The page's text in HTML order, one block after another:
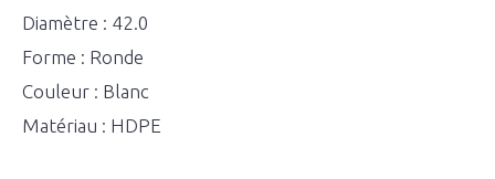
Diamètre : 42.0
Forme : Ronde
Couleur : Blanc
Matériau : HDPE